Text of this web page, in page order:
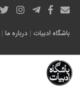
باشگاه ادبیات | درباره ما |